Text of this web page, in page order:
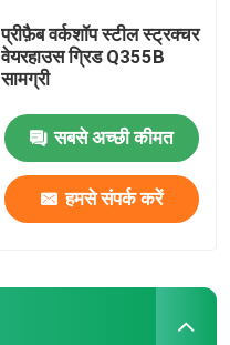
प्रीफ़ैब वर्कशॉप स्टील स्ट्रक्चर
वेयरहाउस ग्रिड Q355B
सामग्री
सबसे अच्छी कीमत
हमसे संपर्क करें